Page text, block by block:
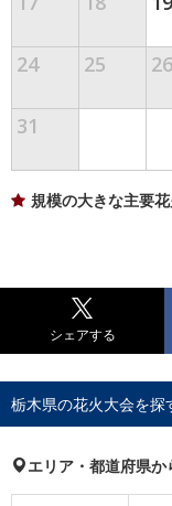
24 25 26
31
規模の大きな主要
シェアする
栃木県の花火大会を探
エリア・都道府県